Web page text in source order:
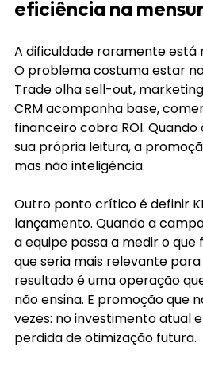
eficiência na
A dificuldade raramente está
O problema costuma estar
Trade olha sell-out,
CRM acompanha base,
financeiro cobra ROI.
sua própria leitura, a
mas não inteligência.
Outro ponto crítico é definir
lançamento. Quando a
a equipe passa a medir o que
que seria mais relevante para
resultado é uma operação
não ensina. E promoção que
vezes: no investimento atual
perdida de otimização futura.